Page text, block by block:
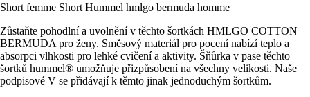
Short femme Short Hummel hmlgo bermuda homme
Zůstaňte pohodlní a uvolnění v těchto šortkách HMLGO COTTON
BERMUDA pro ženy. Směsový materiál pro pocení nabízí teplo a
absorpci vlhkosti pro lehké cvičení a aktivity. Šňůrka v pase těchto
šortků hummel® umožňuje přizpůsobení na všechny velikosti. Naše
podpisové V se přidávají k těmto jinak jednoduchým šortkům.